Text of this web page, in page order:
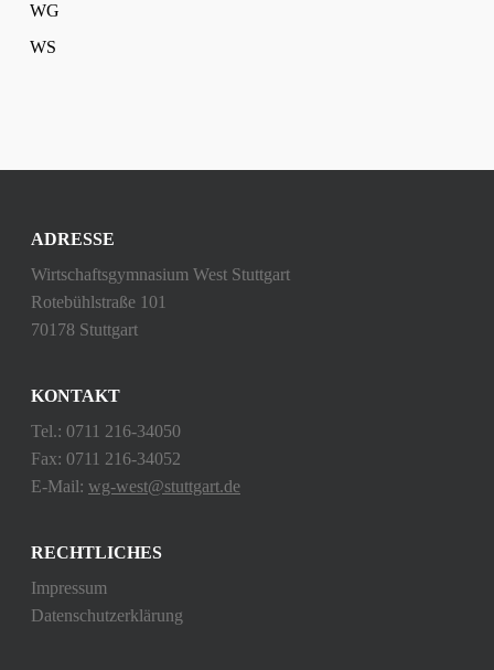
WG
WS
ADRESSE
Wirtschaftsgymnasium West Stuttgart
Rotebühlstraße 101
70178 Stuttgart
KONTAKT
Tel.: 0711 216-34050
Fax: 0711 216-34052
E-Mail: wg-west@stuttgart.de
RECHTLICHES
Impressum
Datenschutzerklärung